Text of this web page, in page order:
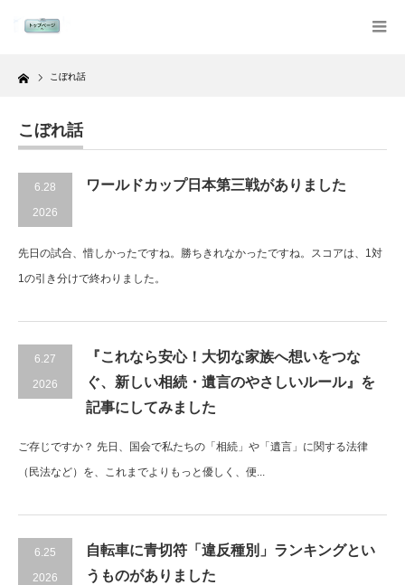
Home こぼれ話
こぼれ話
6.28
2026
ワールドカップ日本第三戦がありました
先日の試合、惜しかったですね。勝ちきれなかったですね。スコアは、1対
1の引き分けで終わりました。
6.27
2026
『これなら安心！大切な家族へ想いをつな
ぐ、新しい相続・遺言のやさしいルール』を
記事にしてみました
ご存じですか？ 先日、国会で私たちの「相続」や「遺言」に関する法律
（民法など）を、これまでよりもっと優しく、便...
6.25
2026
自転車に青切符「違反種別」ランキングとい
うものがありました